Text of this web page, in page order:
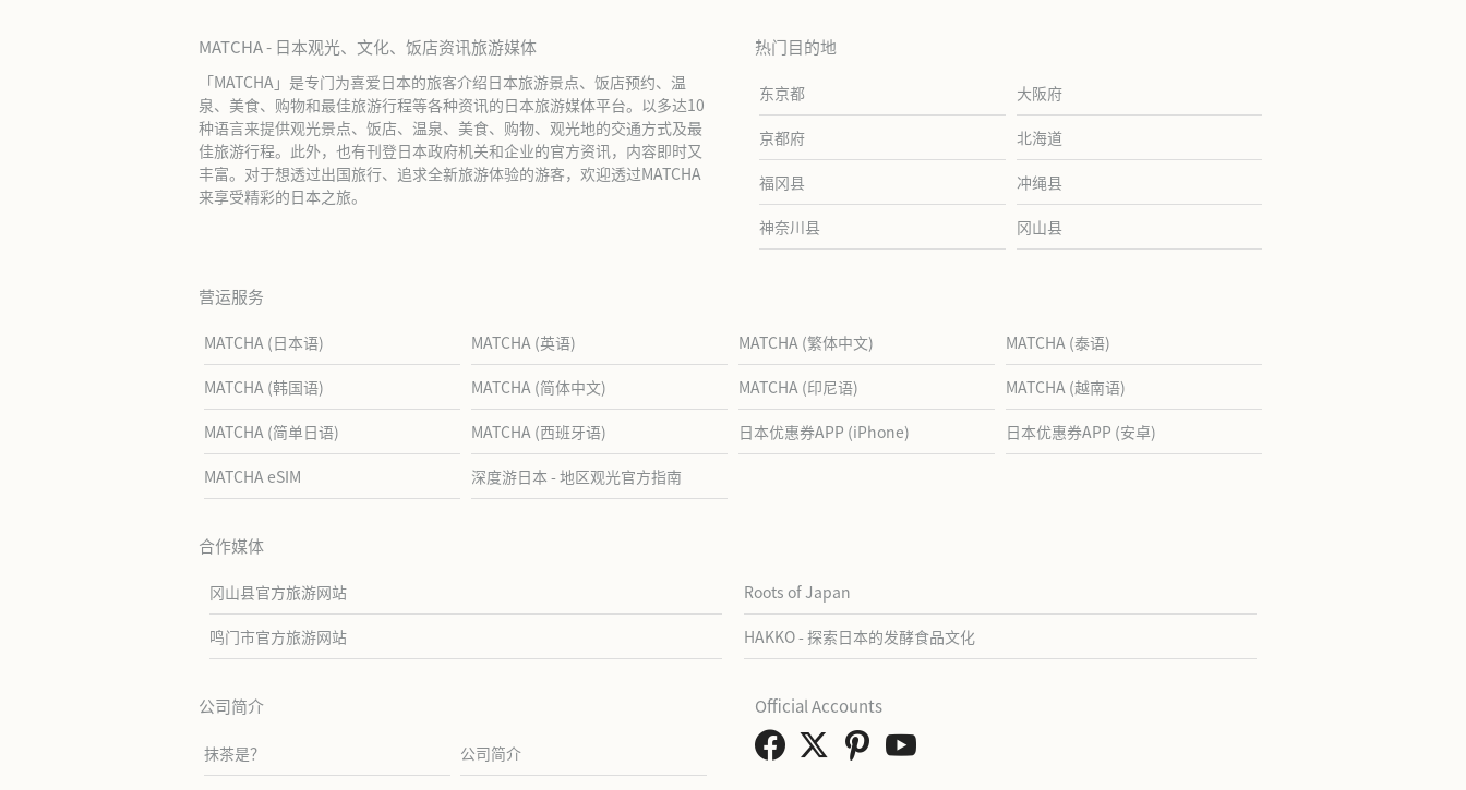
MATCHA - 日本观光、文化、饭店资讯旅游媒体
「MATCHA」是专门为喜爱日本的旅客介绍日本旅游景点、饭店预约、温
泉、美食、购物和最佳旅游行程等各种资讯的日本旅游媒体平台。以多达10
种语言来提供观光景点、饭店、温泉、美食、购物、观光地的交通方式及最
佳旅游行程。此外，也有刊登日本政府机关和企业的官方资讯，内容即时又
丰富。对于想透过出国旅行、追求全新旅游体验的游客，欢迎透过MATCHA
来享受精彩的日本之旅。
热门目的地
东京都 大阪府
京都府 北海道
福冈县 冲绳县
神奈川县 冈山县
营运服务
MATCHA (日本语) MATCHA (英语) MATCHA (繁体中文) MATCHA (泰语)
MATCHA (韩国语) MATCHA (简体中文) MATCHA (印尼语) MATCHA (越南语)
MATCHA (简单日语) MATCHA (西班牙语) 日本优惠券APP (iPhone) 日本优惠券APP (安卓)
MATCHA eSIM 深度游日本 - 地区观光官方指南
合作媒体
冈山县官方旅游网站 Roots of Japan
鸣门市官方旅游网站 HAKKO - 探索日本的发酵食品文化
公司简介
抹茶是？ 公司简介
Official Accounts